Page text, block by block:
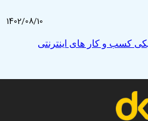
1402/08/10